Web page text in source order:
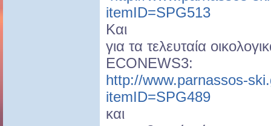
itemID=SPG513
Και
για τα τελευταία
ECONEWS3:
http://www.parnassos-
itemID=SPG489
και